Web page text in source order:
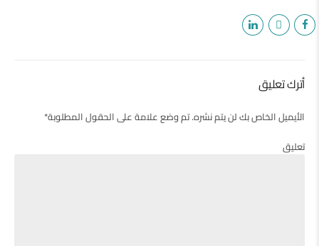
أترك تعليق
الأيميل الخاص بك لن يتم نشره. تم وضع علامة على الحقول المطلوبة*
تعليق